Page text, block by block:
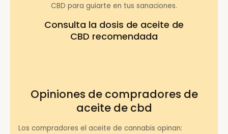
CBD para guiarte en tus sanaciones.
Consulta la dosis de aceite de
CBD recomendada
Opiniones de compradores de
aceite de cbd
Los compradores el aceite de cannabis opinan: